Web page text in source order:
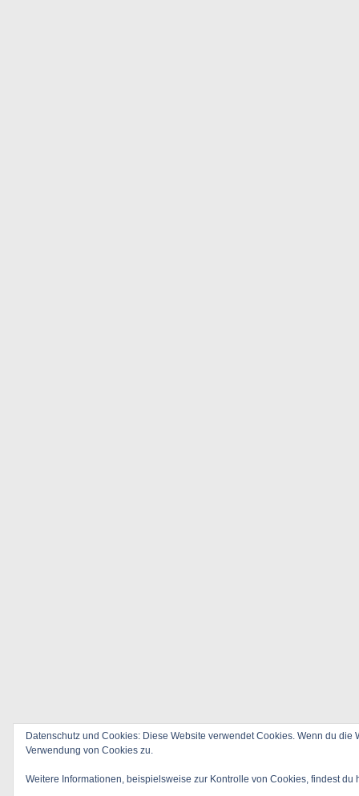
Datenschutz und Cookies: Diese Website verwendet Cookies. Wenn du die
Verwendung von Cookies zu.
Weitere Informationen, beispielsweise zur Kontrolle von Cookies, findest du